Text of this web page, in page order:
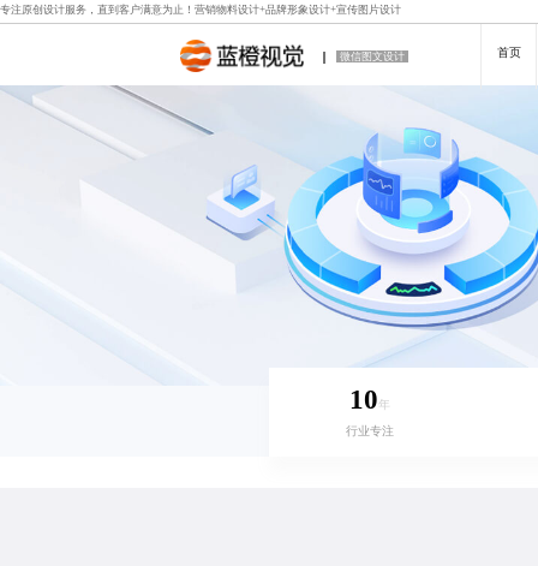
专注原创设计服务，直到客户满意为止！ 营销物料设计+品牌形象设计+宣传图片设计
微信图文设计 首页
10年
行业专注